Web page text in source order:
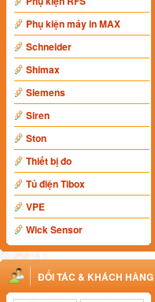
Phụ kiện máy in MAX
Schneider
Shimax
Siemens
Siren
Ston
Thiết bị đo
Tủ điện Tibox
VPE
Wick Sensor
ĐỐI TÁC & KHÁCH HÀNG